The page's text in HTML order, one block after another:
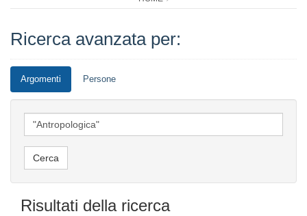
Ricerca avanzata per:
Argomenti Persone
Risultati della ricerca